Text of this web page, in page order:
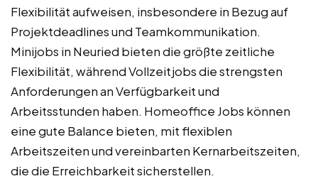
Flexibilität aufweisen, insbesondere in Bezug auf
Projektdeadlines und Teamkommunikation.
Minijobs in Neuried bieten die größte zeitliche
Flexibilität, während Vollzeitjobs die strengsten
Anforderungen an Verfügbarkeit und
Arbeitsstunden haben. Homeoffice Jobs können
eine gute Balance bieten, mit flexiblen
Arbeitszeiten und vereinbarten Kernarbeitszeiten,
die die Erreichbarkeit sicherstellen.